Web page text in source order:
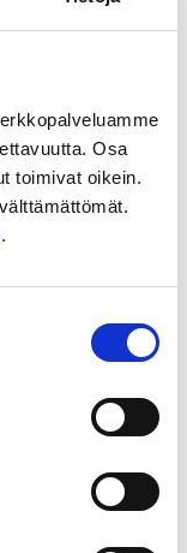
Osa
toimivat oikein.
.
tärkeä
Karjalan ratojen
pohjalle.